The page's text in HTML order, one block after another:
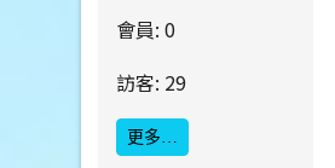
會員: 0
訪客: 29
更多…